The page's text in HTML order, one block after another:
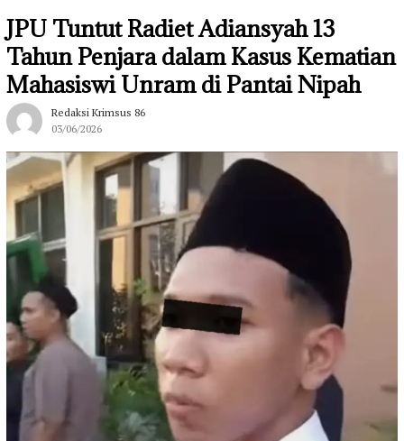
JPU Tuntut Radiet Adiansyah 13
Tahun Penjara dalam Kasus Kematian
Mahasiswi Unram di Pantai Nipah
Redaksi Krimsus 86
03/06/2026